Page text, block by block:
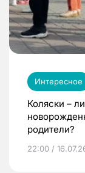
Интересное
Коляски –
родители?
22:00 /